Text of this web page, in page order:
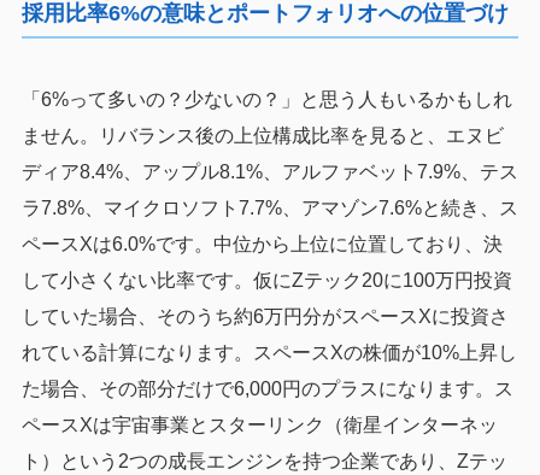
採用比率6%の意味とポートフォリオへの位置づけ
「6%って多いの？少ないの？」と思う人もいるかもしれ
ません。リバランス後の上位構成比率を見ると、エヌビ
ディア8.4%、アップル8.1%、アルファベット7.9%、テス
ラ7.8%、マイクロソフト7.7%、アマゾン7.6%と続き、ス
ペースXは6.0%です。中位から上位に位置しており、決
して小さくない比率です。仮にZテック20に100万円投資
していた場合、そのうち約6万円分がスペースXに投資さ
れている計算になります。スペースXの株価が10%上昇し
た場合、その部分だけで6,000円のプラスになります。ス
ペースXは宇宙事業とスターリンク（衛星インターネッ
ト）という2つの成長エンジンを持つ企業であり、Zテッ